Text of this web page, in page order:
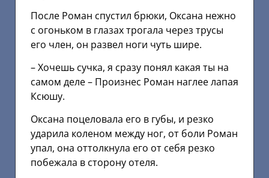
После Роман спустил брюки, Оксана нежно
с огоньком в глазах трогала через трусы
его член, он развел ноги чуть шире.
– Хочешь сучка, я сразу понял какая ты на
самом деле – Произнес Роман наглее лапая
Ксюшу.
Оксана поцеловала его в губы, и резко
ударила коленом между ног, от боли Роман
упал, она оттолкнула его от себя резко
побежала в сторону отеля.